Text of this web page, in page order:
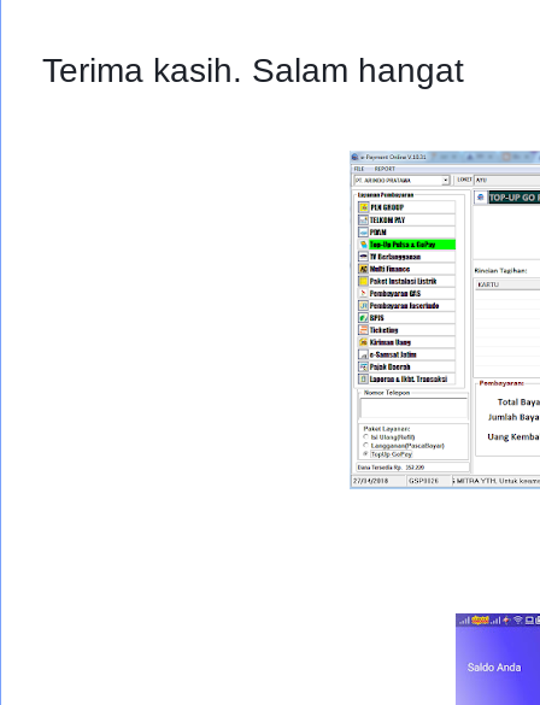
Terima kasih. Salam hangat